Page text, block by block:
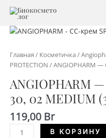
Перейти
содержимому
Главная / Косметичка /
PROTECTION / ANGIOPHARM —
ANGIOPHARM
30, 02 MEDIUM
119,00 Br
Количество
В КОРЗИНУ